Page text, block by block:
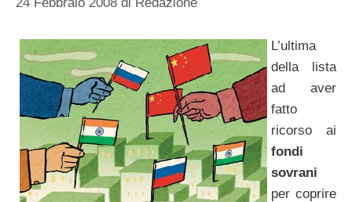
24 Febbraio 2008 di Redazione
L’ultima
della lista
ad aver
fatto
ricorso ai
fondi
sovrani
per coprire